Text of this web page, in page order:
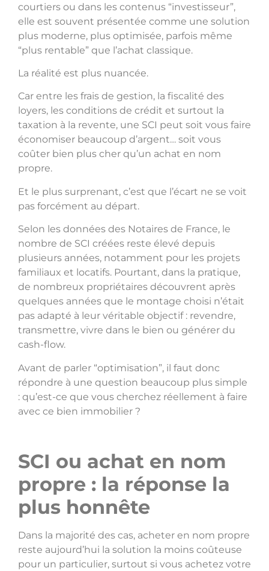
courtiers ou dans les contenus “investisseur”,
elle est souvent présentée comme une solution
plus moderne, plus optimisée, parfois même
“plus rentable” que l’achat classique.
La réalité est plus nuancée.
Car entre les frais de gestion, la fiscalité des
loyers, les conditions de crédit et surtout la
taxation à la revente, une SCI peut soit vous faire
économiser beaucoup d’argent… soit vous
coûter bien plus cher qu’un achat en nom
propre.
Et le plus surprenant, c’est que l’écart ne se voit
pas forcément au départ.
Selon les données des Notaires de France, le
nombre de SCI créées reste élevé depuis
plusieurs années, notamment pour les projets
familiaux et locatifs. Pourtant, dans la pratique,
de nombreux propriétaires découvrent après
quelques années que le montage choisi n’était
pas adapté à leur véritable objectif : revendre,
transmettre, vivre dans le bien ou générer du
cash-flow.
Avant de parler “optimisation”, il faut donc
répondre à une question beaucoup plus simple
: qu’est-ce que vous cherchez réellement à faire
avec ce bien immobilier ?
SCI ou achat en nom
propre : la réponse la
plus honnête
Dans la majorité des cas, acheter en nom propre
reste aujourd’hui la solution la moins coûteuse
pour un particulier, surtout si vous achetez votre